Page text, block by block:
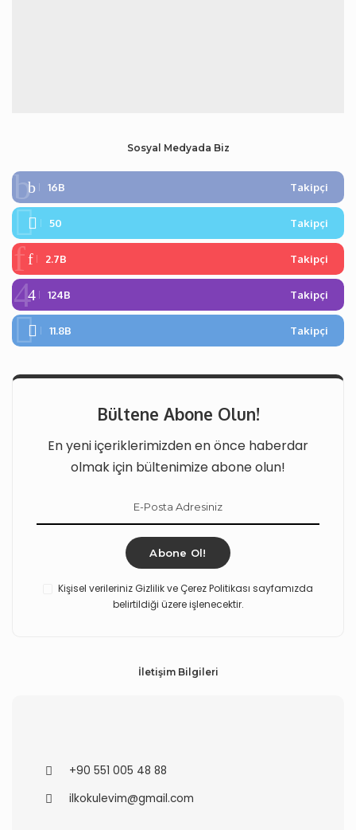
Sosyal Medyada Biz
16B Takipçi
50 Takipçi
2.7B Takipçi
124B Takipçi
11.8B Takipçi
Bültene Abone Olun!
En yeni içeriklerimizden en önce haberdar
olmak için bültenimize abone olun!
Abone Ol!
Kişisel verileriniz Gizlilik ve Çerez Politikası sayfamızda
belirtildiği üzere işlenecektir.
İletişim Bilgileri
+90 551 005 48 88
ilkokulevim@gmail.com